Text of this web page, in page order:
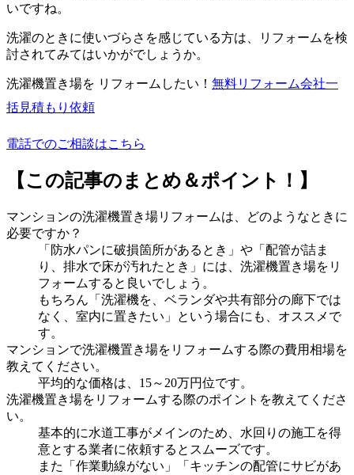
いですね。
洗濯のときに使いづらさを感じている方は、リフォームを検
討されてみてはいかがでしょうか。
洗濯機置き場を リフォームしたい！ 無料リフォーム会社一
括見積もり依頼
電話でのご相談はこちら
【この記事のまとめ＆ポイント！】
マンションの洗濯機置き場リフォームは、どのようなときに
必要ですか？
「防水パンに破損箇所があるとき」や「配管が詰ま
り、排水で床が汚れたとき」には、洗濯機置き場をリ
フォームすると良いでしょう。
もちろん「洗濯機を、ベランダや共有部分の廊下では
なく、室内に置きたい」という場合にも、オススメで
す。
マンションで洗濯機置き場をリフォームする際の費用相場を
教えてください。
平均的な価格は、15～20万円位です。
洗濯機置き場をリフォームする際のポイントを教えてくださ
い。
基本的に水道工事がメインのため、水回りの施工を得
意とする業者に依頼するとスムーズです。
また「作業動線がない」「キッチンの配管にサビがあ